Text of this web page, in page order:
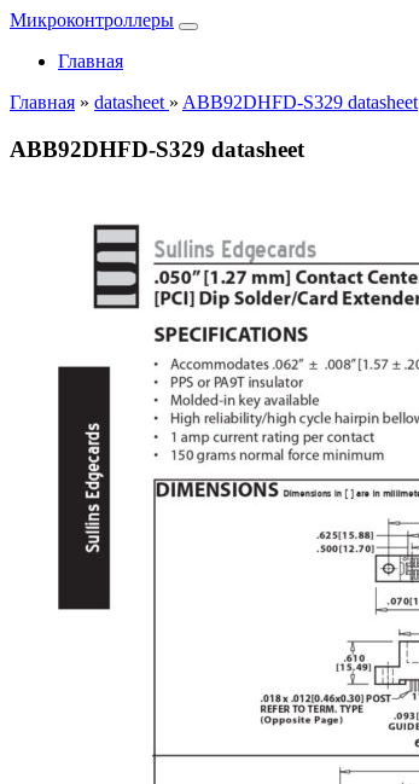
Микроконтроллеры
Главная
Главная » datasheet » ABB92DHFD-S329 datasheet
ABB92DHFD-S329 datasheet